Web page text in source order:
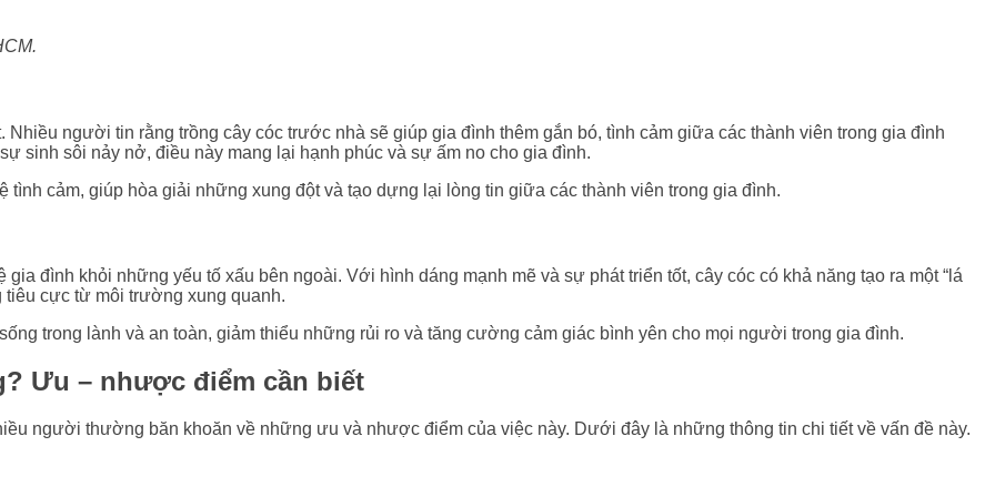
người tin rằng trồng cây cóc trước nhà sẽ giúp gia đình thêm gắn bó, tình cảm giữa các thành viên trong gia đình
sinh sôi nảy nở, điều này mang lại hạnh phúc và sự ấm no cho gia đình.
tình cảm, giúp hòa giải những xung đột và tạo dựng lại lòng tin giữa các thành viên trong gia đình.
đình khỏi những yếu tố xấu bên ngoài. Với hình dáng mạnh mẽ và sự phát triển tốt, cây cóc có khả năng tạo ra một “lá
cực từ môi trường xung quanh.
trong lành và an toàn, giảm thiểu những rủi ro và tăng cường cảm giác bình yên cho mọi người trong gia đình.
Ưu – nhược điểm cần biết
người thường băn khoăn về những ưu và nhược điểm của việc này. Dưới đây là những thông tin chi tiết về vấn đề này.